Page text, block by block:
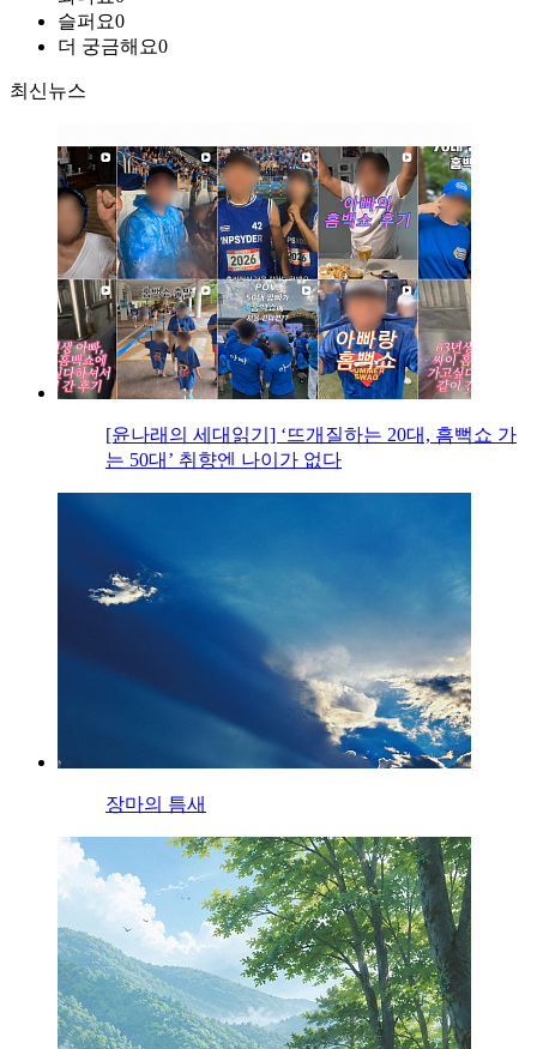
슬퍼요0
더 궁금해요0
최신뉴스
[윤나래의 세대읽기] ‘뜨개질하는 20대, 흠뻑쇼 가
는 50대’ 취향엔 나이가 없다
장마의 틈새